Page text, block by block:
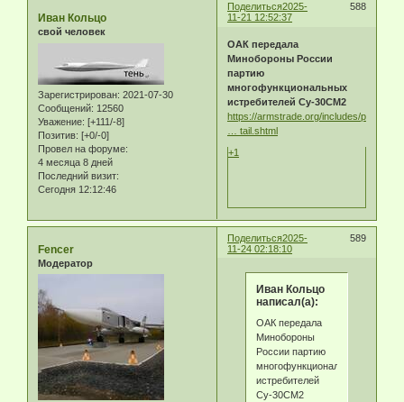
Поделиться 588
2025-
11-21 12:52:37
Иван Кольцо
свой человек
Зарегистрирован: 2021-07-30
Сообщений: 12560
Уважение: [+111/-8]
Позитив: [+0/-0]
Провел на форуме:
4 месяца 8 дней
Последний визит:
Сегодня 12:12:46
ОАК передала
Минобороны России
партию
многофункциональных
истребителей Су-30СМ2
https://armstrade.org/includes/periodic
… tail.shtml
+1
Поделиться 589
2025-
11-24 02:18:10
Fencer
Модератор
Иван Кольцо
написал(а):
ОАК передала
Минобороны
России партию
многофункциональных
истребителей
Су-30СМ2